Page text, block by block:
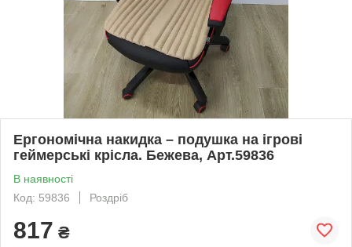
Ергономічна накидка – подушка на ігрові
геймерські крісла. Бежева, Арт.59836
В наявності
Код: 59836
Роздріб
817 ₴